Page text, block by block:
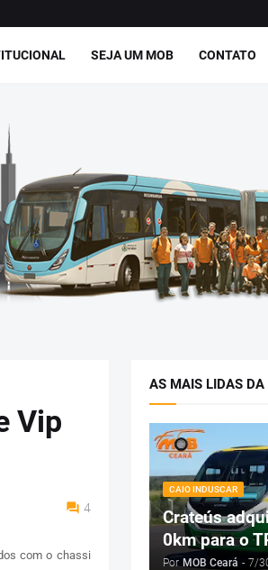
SEJA UM MOB CONTATO
Vip
4
com o chassi
AS MAIS LIDAS
CAIO INDUSCAR
Crateús
0km para o
Por MOB Ceará - 7/